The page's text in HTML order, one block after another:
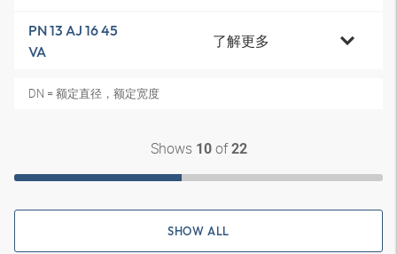
PN 13 AJ 16 45
VA
了解更多
DN = 额定直径，额定宽度
Shows 10of22
SHOW ALL